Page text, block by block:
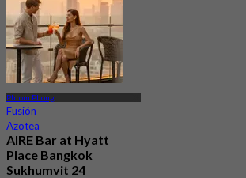
Phrom Phong
Fusión
Azotea
AIRE Bar at Hyatt
Place Bangkok
Sukhumvit 24